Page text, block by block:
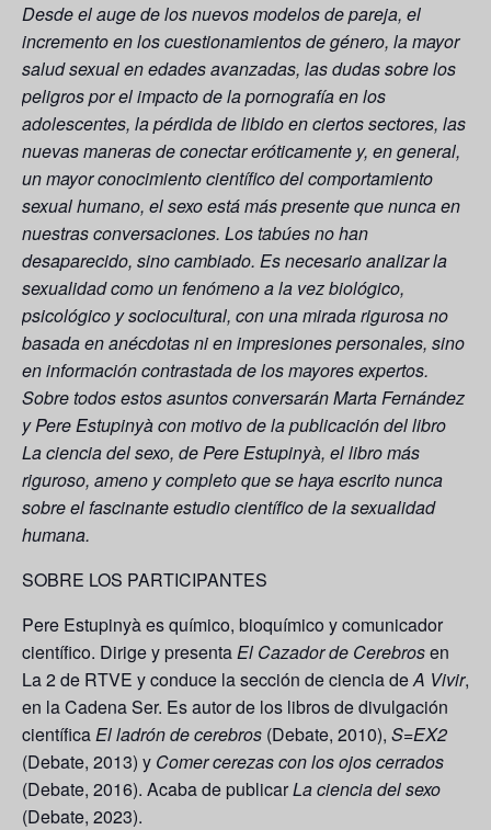
Desde el auge de los nuevos modelos de pareja, el
incremento en los cuestionamientos de género, la mayor
salud sexual en edades avanzadas, las dudas sobre los
peligros por el impacto de la pornografía en los
adolescentes, la pérdida de libido en ciertos sectores, las
nuevas maneras de conectar eróticamente y, en general,
un mayor conocimiento científico del comportamiento
sexual humano, el sexo está más presente que nunca en
nuestras conversaciones. Los tabúes no han
desaparecido, sino cambiado. Es necesario analizar la
sexualidad como un fenómeno a la vez biológico,
psicológico y sociocultural, con una mirada rigurosa no
basada en anécdotas ni en impresiones personales, sino
en información contrastada de los mayores expertos.
Sobre todos estos asuntos conversarán Marta Fernández
y Pere Estupinyà con motivo de la publicación del libro
La ciencia del sexo, de Pere Estupinyà, el libro más
riguroso, ameno y completo que se haya escrito nunca
sobre el fascinante estudio científico de la sexualidad
humana.
SOBRE LOS PARTICIPANTES
Pere Estupinyàes químico, bioquímico y comunicador
científico. Dirige y presentaEl Cazador de Cerebrosen
La 2 de RTVE y conduce la sección de ciencia deA Vivir,
en la Cadena Ser. Es autor de los libros de divulgación
científicaEl ladrón de cerebros (Debate, 2010), S=EX2
(Debate, 2013) y Comer cerezas con los ojos cerrados
(Debate, 2016). Acaba de publicarLa ciencia del sexo
(Debate, 2023).